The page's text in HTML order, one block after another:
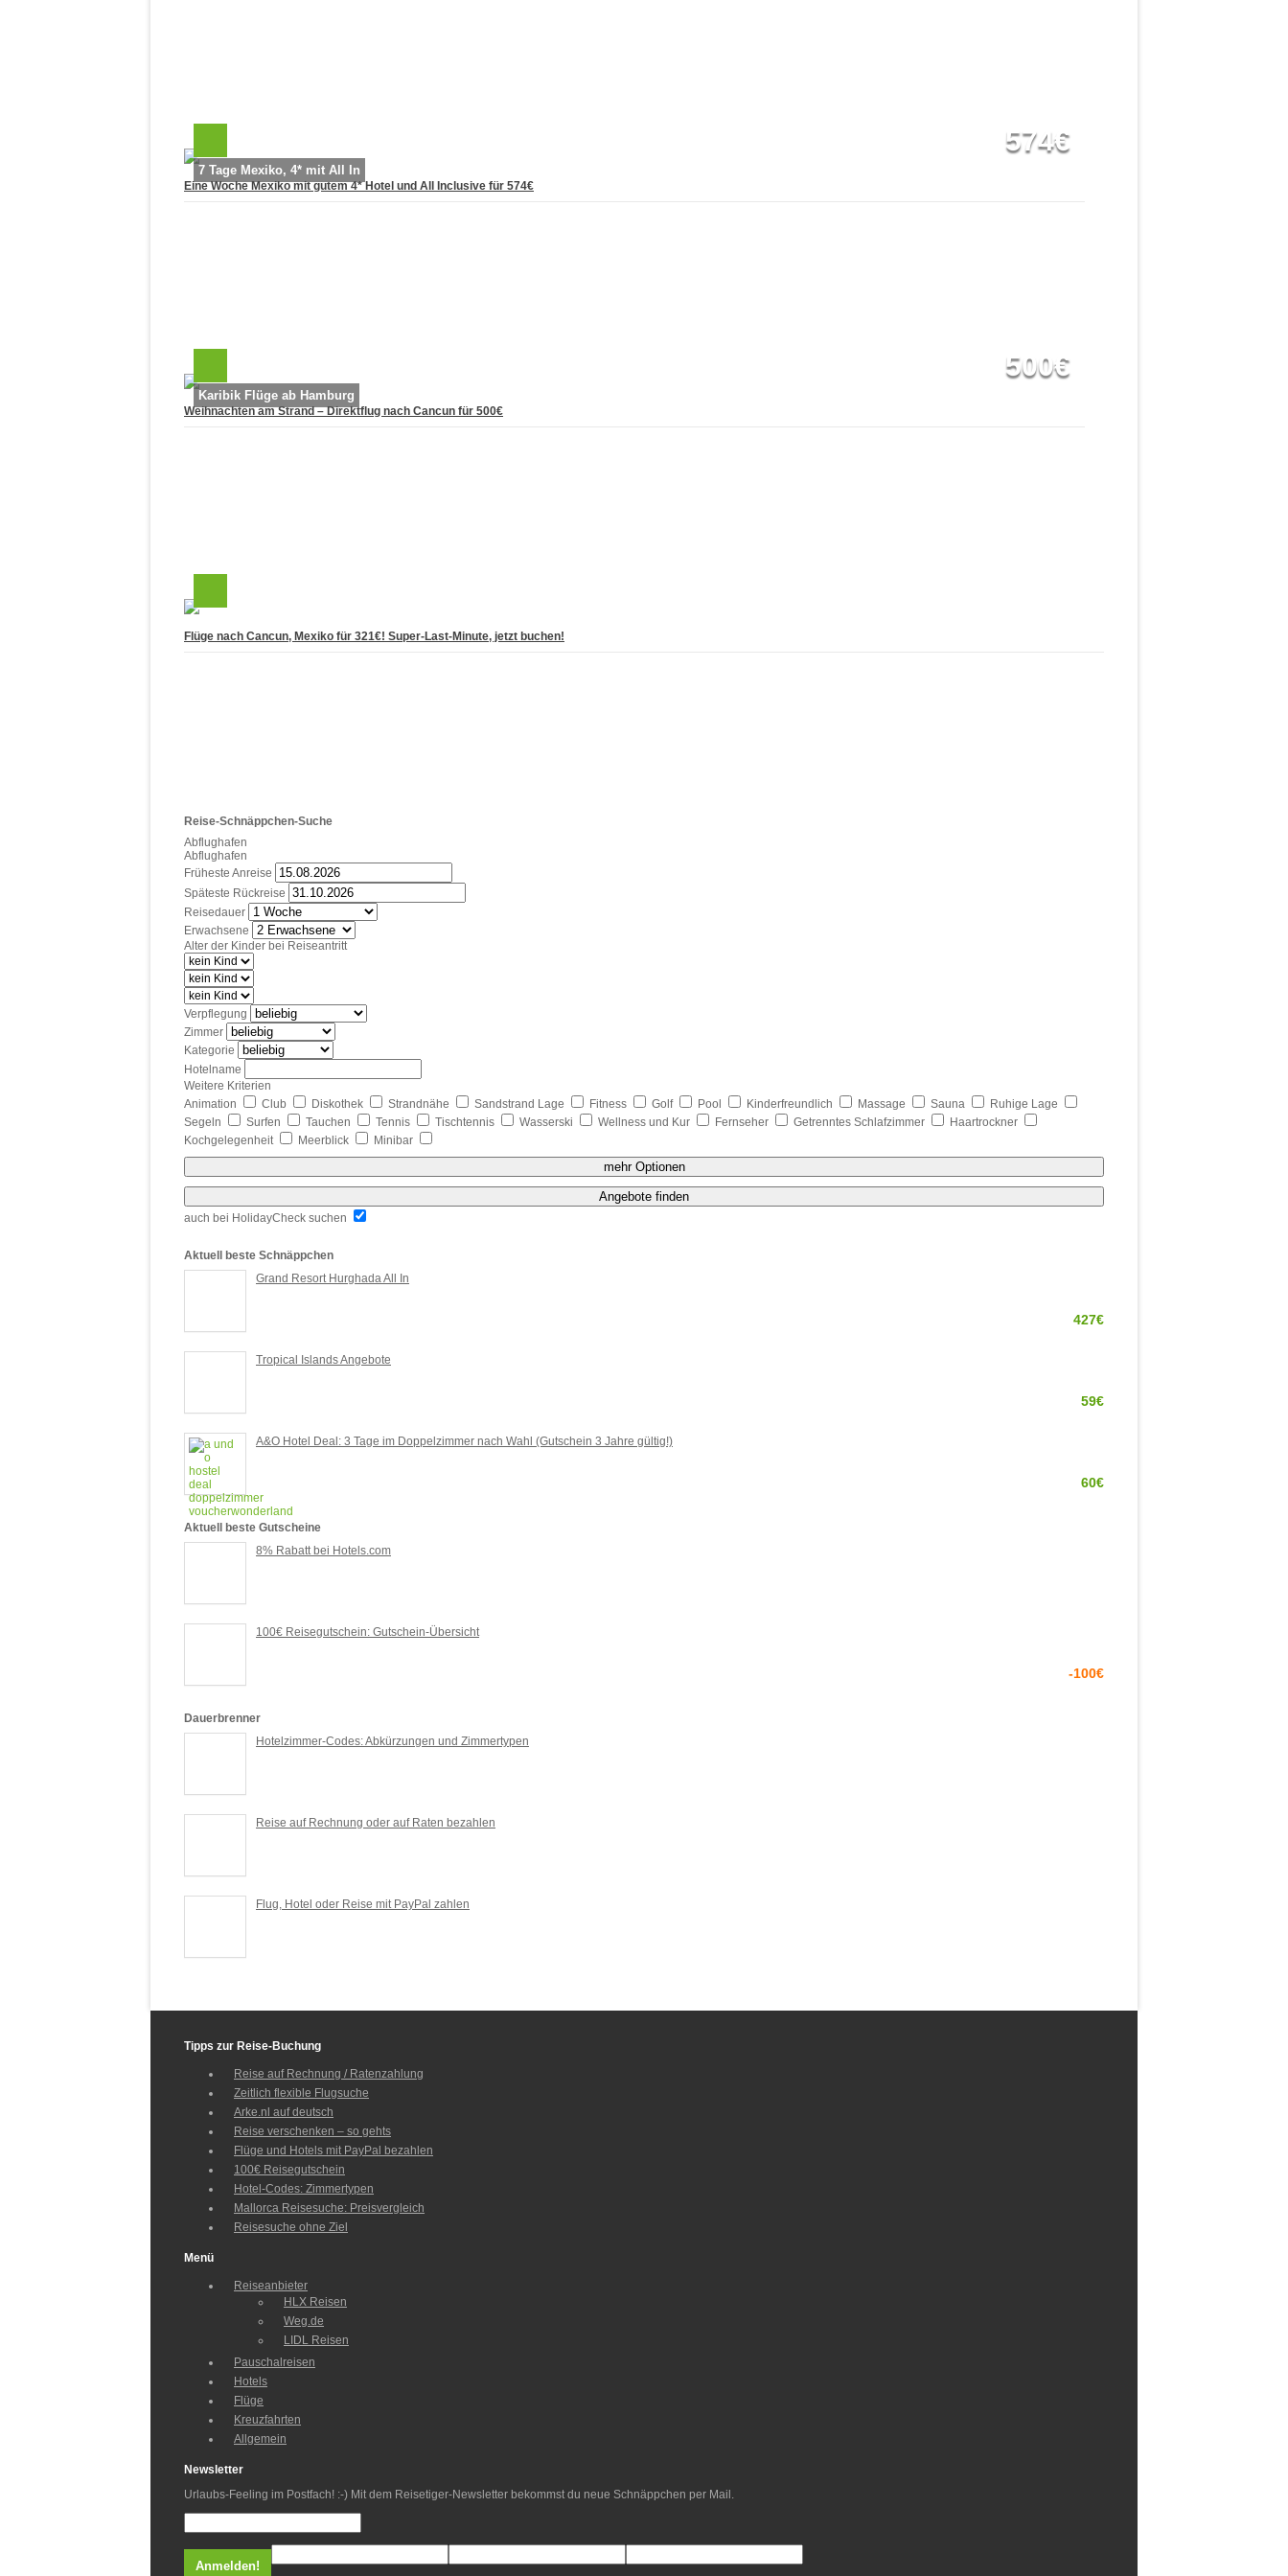
7 Tage Mexiko, 4* mit All In
574€
Eine Woche Mexiko mit gutem 4* Hotel und All Inclusive für 574€
Karibik Flüge ab Hamburg
500€
Weihnachten am Strand – Direktflug nach Cancun für 500€
Flüge nach Cancun, Mexiko für 321€! Super-Last-Minute, jetzt buchen!
Reise-Schnäppchen-Suche
Abflughafen
Abflughafen
Früheste Anreise
Späteste Rückreise
Reisedauer
Erwachsene
Alter der Kinder bei Reiseantritt
Verpflegung
Zimmer
Kategorie
Hotelname
Weitere Kriterien
Animation
Club Diskothek Strandnähe Sandstrand Lage Fitness Golf Pool Kinderfreundlich Massage Sauna
Ruhige Lage
Segeln
Surfen Tauchen Tennis Tischtennis Wasserski Wellness und Kur Fernseher Getrenntes Schlafzimmer
Haartrockner
Kochgelegenheit
Meerblick Minibar
mehr Optionen
Angebote finden
auch bei HolidayCheck suchen
Aktuell beste Schnäppchen
Grand Resort Hurghada All In
427€
Tropical Islands Angebote
59€
A&O Hotel Deal: 3 Tage im Doppelzimmer nach Wahl (Gutschein 3 Jahre gültig!)
60€
Aktuell beste Gutscheine
8% Rabatt bei Hotels.com
100€ Reisegutschein: Gutschein-Übersicht
-100€
Dauerbrenner
Hotelzimmer-Codes: Abkürzungen und Zimmertypen
Reise auf Rechnung oder auf Raten bezahlen
Flug, Hotel oder Reise mit PayPal zahlen
Tipps zur Reise-Buchung
Reise auf Rechnung / Ratenzahlung
Zeitlich flexible Flugsuche
Arke.nl auf deutsch
Reise verschenken – so gehts
Flüge und Hotels mit PayPal bezahlen
100€ Reisegutschein
Hotel-Codes: Zimmertypen
Mallorca Reisesuche: Preisvergleich
Reisesuche ohne Ziel
Menü
Reiseanbieter
HLX Reisen
Weg.de
LIDL Reisen
Pauschalreisen
Hotels
Flüge
Kreuzfahrten
Allgemein
Newsletter
Urlaubs-Feeling im Postfach! :-) Mit dem Reisetiger-Newsletter bekommst du neue Schnäppchen per Mail.